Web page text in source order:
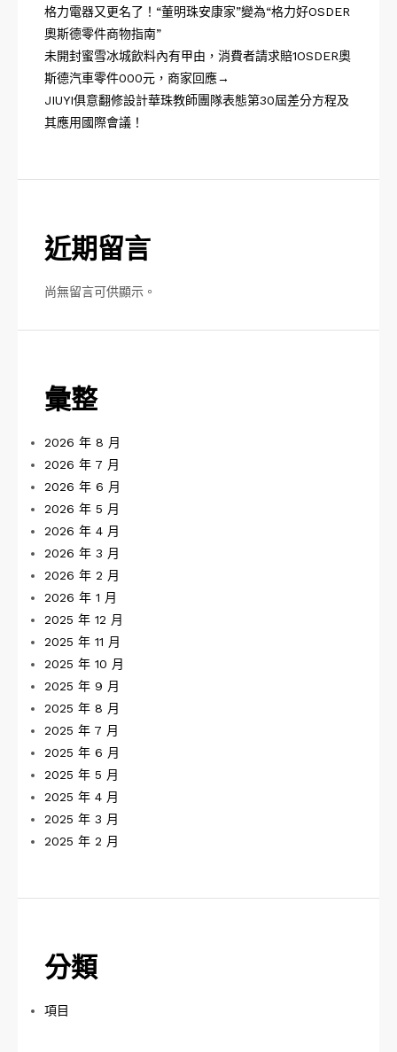
格力電器又更名了！“董明珠安康家”變為“格力好OSDER
奧斯德零件商物指南”
未開封蜜雪冰城飲料內有甲由，消費者請求賠1OSDER奧
斯德汽車零件000元，商家回應→
JIUYI俱意翻修設計華珠教師團隊表態第30屆差分方程及
其應用國際會議！
近期留言
尚無留言可供顯示。
彙整
2026 年 8 月
2026 年 7 月
2026 年 6 月
2026 年 5 月
2026 年 4 月
2026 年 3 月
2026 年 2 月
2026 年 1 月
2025 年 12 月
2025 年 11 月
2025 年 10 月
2025 年 9 月
2025 年 8 月
2025 年 7 月
2025 年 6 月
2025 年 5 月
2025 年 4 月
2025 年 3 月
2025 年 2 月
分類
項目